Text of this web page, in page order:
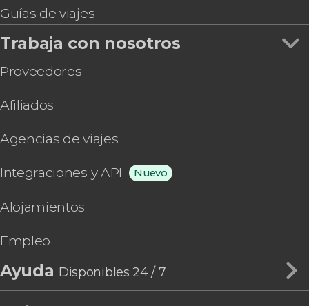
Guías de viajes
Trabaja con nosotros
Proveedores
Afiliados
Agencias de viajes
Integraciones y API Nuevo
Alojamientos
Empleo
Ayuda Disponibles 24 / 7